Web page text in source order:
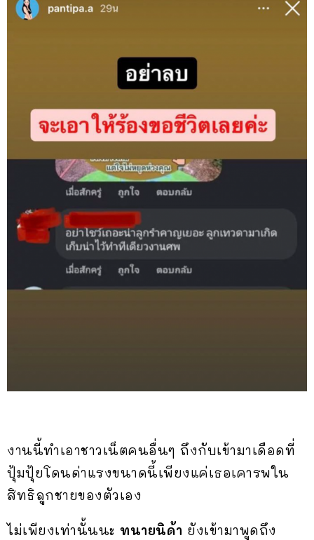
งานนี้ทำเอาชาวเน็ตคนอื่นๆ ถึงกับเข้ามาเดือดที่
ปุ้มปุ้ยโดนด่าแรงขนาดนี้เพียงแค่เธอเคารพใน
สิทธิลูกชายของตัวเอง
ไม่เพียงเท่านั้นนะ ทนายนิด้า ยังเข้ามาพูดถึง